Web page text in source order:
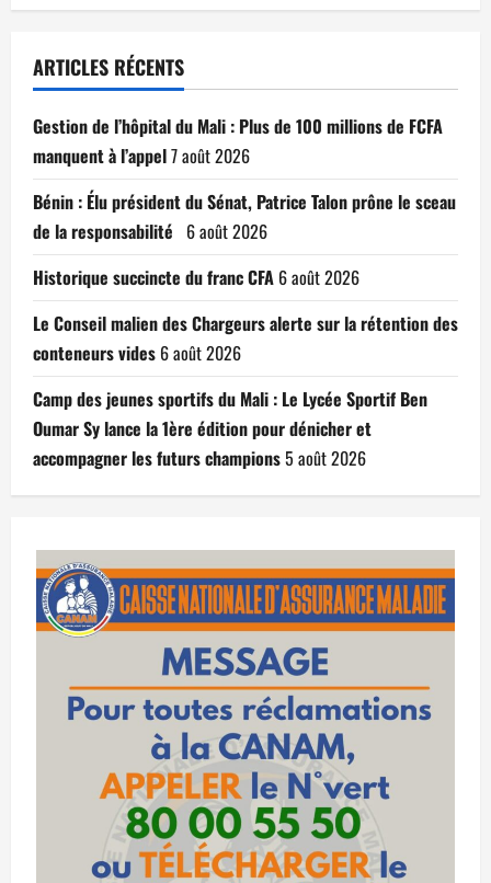
ARTICLES RÉCENTS
Gestion de l’hôpital du Mali : Plus de 100 millions de FCFA
manquent à l’appel7 août 2026
Bénin : Élu président du Sénat, Patrice Talon prône le sceau
de la responsabilité 6 août 2026
Historique succincte du franc CFA 6 août 2026
Le Conseil malien des Chargeurs alerte sur la rétention des
conteneurs vides 6 août 2026
Camp des jeunes sportifs du Mali : Le Lycée Sportif Ben
Oumar Sy lance la 1ère édition pour dénicher et
accompagner les futurs champions5 août 2026